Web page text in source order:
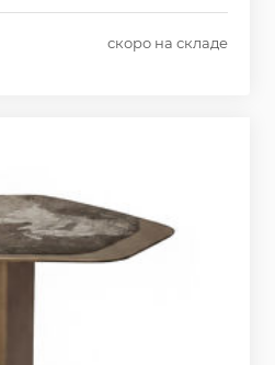
скоро на складе